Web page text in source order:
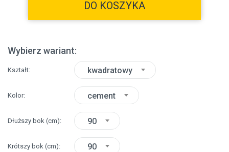
DO KOSZYKA
Wybierz wariant:
Kształt kwadratowy
Kolor cement
Dłuższy bok (cm) 90
Krótszy bok (cm) 90